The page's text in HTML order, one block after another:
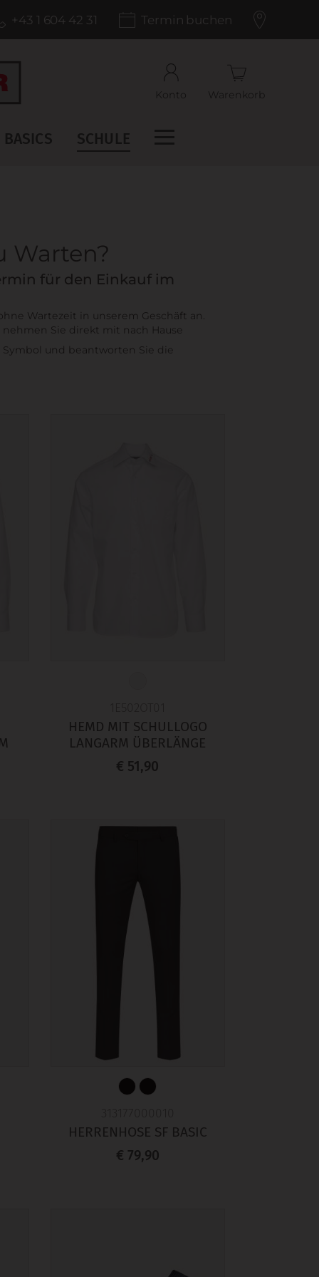
+43 1 604 42 31 Termin buchen
Konto
Warenkorb
BASICS SCHULE
Warten?
für den Einkauf im
Wartezeit in unserem Geschäft an.
Sie direkt mit nach Hause
Symbol und beantworten Sie die
HEMD MIT SCHULLOGO
LANGARM ÜBERLÄNGE
€ 51,90
HERRENHOSE SF BASIC
€ 79,90